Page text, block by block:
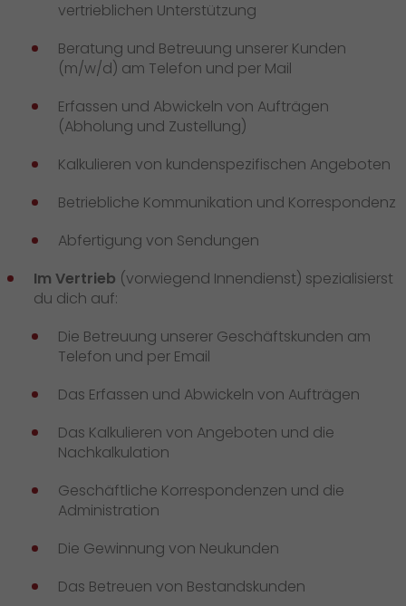
vertrieblichen Unterstützung
Beratung und Betreuung unserer Kunden
(m/w/d) am Telefon und per Mail
Erfassen und Abwickeln von Aufträgen
(Abholung und Zustellung)
Kalkulieren von kundenspezifischen Angeboten
Betriebliche Kommunikation und Korrespondenz
Abfertigung von Sendungen
Im Vertrieb (vorwiegend Innendienst) spezialisierst
du dich auf:
Die Betreuung unserer Geschäftskunden am
Telefon und per Email
Das Erfassen und Abwickeln von Aufträgen
Das Kalkulieren von Angeboten und die
Nachkalkulation
Geschäftliche Korrespondenzen und die
Administration
Die Gewinnung von Neukunden
Das Betreuen von Bestandskunden